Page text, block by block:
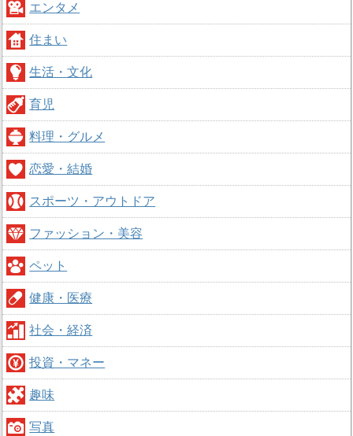
エンタメ
住まい
生活・文化
育児
料理・グルメ
恋愛・結婚
スポーツ・アウトドア
ファッション・美容
ペット
健康・医療
社会・経済
投資・マネー
趣味
写真